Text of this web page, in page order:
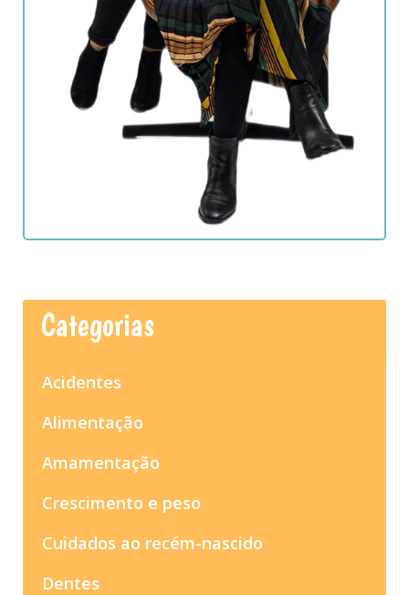
Categorias
Acidentes
Alimentação
Amamentação
Crescimento e peso
Cuidados ao recém-nascido
Dentes